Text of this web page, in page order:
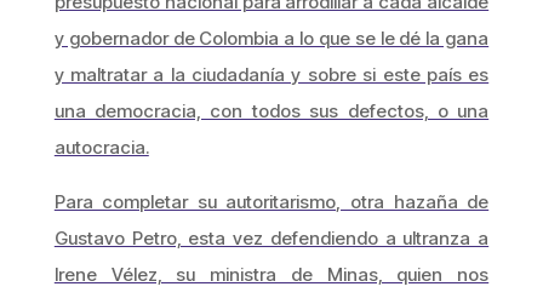
y gobernador de Colombia a lo que se le dé la gana
y maltratar a la ciudadanía y sobre si este país es
una democracia, con todos sus defectos, o una
autocracia.
Para completar su autoritarismo, otra hazaña de
Gustavo Petro, esta vez defendiendo a ultranza a
Irene Vélez, su ministra de Minas, quien nos